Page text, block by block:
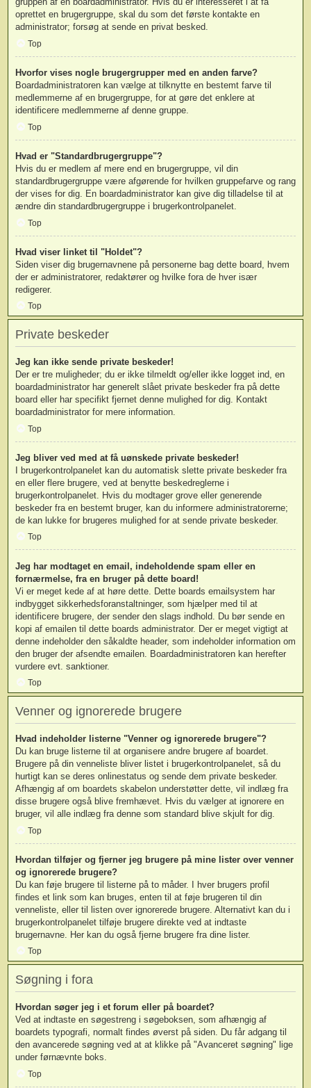
oprettet en brugergruppe, skal du som det første kontakte en
administrator; forsøg at sende en privat besked.
Top
Hvorfor vises nogle brugergrupper med en anden farve?
Boardadministratoren kan vælge at tilknytte en bestemt farve til
medlemmerne af en brugergruppe, for at gøre det enklere at
identificere medlemmerne af denne gruppe.
Top
Hvad er "Standardbrugergruppe"?
Hvis du er medlem af mere end en brugergruppe, vil din
standardbrugergruppe være afgørende for hvilken gruppefarve og rang
der vises for dig. En boardadministrator kan give dig tilladelse til at
ændre din standardbrugergruppe i brugerkontrolpanelet.
Top
Hvad viser linket til "Holdet"?
Siden viser dig brugernavnene på personerne bag dette board, hvem
der er administratorer, redaktører og hvilke fora de hver især
redigerer.
Top
Private beskeder
Jeg kan ikke sende private beskeder!
Der er tre muligheder; du er ikke tilmeldt og/eller ikke logget ind, en
boardadministrator har generelt slået private beskeder fra på dette
board eller har specifikt fjernet denne mulighed for dig. Kontakt
boardadministrator for mere information.
Top
Jeg bliver ved med at få uønskede private beskeder!
I brugerkontrolpanelet kan du automatisk slette private beskeder fra
en eller flere brugere, ved at benytte beskedreglerne i
brugerkontrolpanelet. Hvis du modtager grove eller generende
beskeder fra en bestemt bruger, kan du informere administratorerne;
de kan lukke for brugeres mulighed for at sende private beskeder.
Top
Jeg har modtaget en email, indeholdende spam eller en
fornærmelse, fra en bruger på dette board!
Vi er meget kede af at høre dette. Dette boards emailsystem har
indbygget sikkerhedsforanstaltninger, som hjælper med til at
identificere brugere, der sender den slags indhold. Du bør sende en
kopi af emailen til dette boards administrator. Der er meget vigtigt at
denne indeholder den såkaldte header, som indeholder information om
den bruger der afsendte emailen. Boardadministratoren kan herefter
vurdere evt. sanktioner.
Top
Venner og ignorerede brugere
Hvad indeholder listerne "Venner og ignorerede brugere"?
Du kan bruge listerne til at organisere andre brugere af boardet.
Brugere på din venneliste bliver listet i brugerkontrolpanelet, så du
hurtigt kan se deres onlinestatus og sende dem private beskeder.
Afhængig af om boardets skabelon understøtter dette, vil indlæg fra
disse brugere også blive fremhævet. Hvis du vælger at ignorere en
bruger, vil alle indlæg fra denne som standard blive skjult for dig.
Top
Hvordan tilføjer og fjerner jeg brugere på mine lister over venner
og ignorerede brugere?
Du kan føje brugere til listerne på to måder. I hver brugers profil
findes et link som kan bruges, enten til at føje brugeren til din
venneliste, eller til listen over ignorerede brugere. Alternativt kan du i
brugerkontrolpanelet tilføje brugere direkte ved at indtaste
brugernavne. Her kan du også fjerne brugere fra dine lister.
Top
Søgning i fora
Hvordan søger jeg i et forum eller på boardet?
Ved at indtaste en søgestreng i søgeboksen, som afhængig af
boardets typografi, normalt findes øverst på siden. Du får adgang til
den avancerede søgning ved at at klikke på "Avanceret søgning" lige
under førnævnte boks.
Top